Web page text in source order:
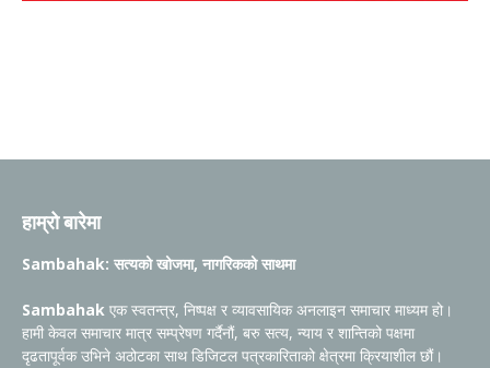
हाम्रो बारेमा
Sambahak: सत्यको खोजमा, नागरिकको साथमा
Sambahak एक स्वतन्त्र, निष्पक्ष र व्यावसायिक अनलाइन समाचार माध्यम हो।
हामी केवल समाचार मात्र सम्प्रेषण गर्दैनौं, बरु सत्य, न्याय र शान्तिको पक्षमा
दृढतापूर्वक उभिने अठोटका साथ डिजिटल पत्रकारिताको क्षेत्रमा क्रियाशील छौं।